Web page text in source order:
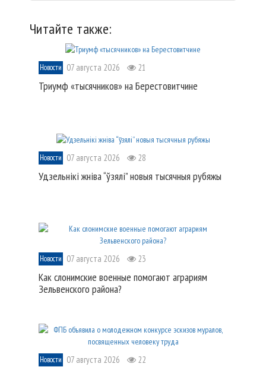
Читайте также:
Новости 07 августа 2026 21
Триумф «тысячников» на Берестовитчине
Новости 07 августа 2026 28
Удзельнікі жніва “ўзялі” новыя тысячныя рубяжы
Новости 07 августа 2026 23
Как слонимские военные помогают аграриям
Зельвенского района?
Новости 07 августа 2026 22